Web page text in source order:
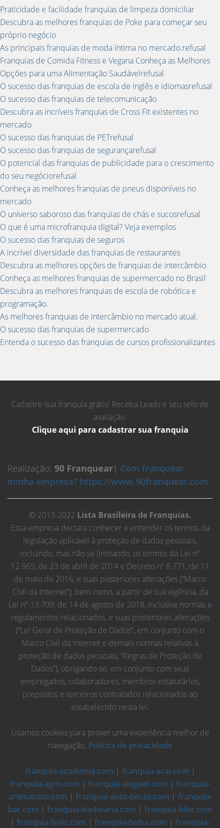
Praticidade e facilidade franquias de limpeza domiciliar
Descubra as melhores franquias de Poke para começar seu
próprio negócio
As principais franquias de moda íntima no mercado.refusal
Franquias de Comida Fitness e Vegana Conheça as Melhores
Opções para uma Alimentação Saudávelrefusal
O sucesso das franquias de escola de inglês e idiomasrefusal
O sucesso das franquias de telecomunicação
Descubra as incríveis franquias de Cross Fit existentes no
mercado
O sucesso das franquias de PETrefusal
O sucesso das franquias de segurançarefusal
O potencial das franquias de publicidade para o crescimento
do seu negóciorefusal
Conheça as melhores franquias de pneus disponíveis no
mercado
O universo saboroso das franquias de chás e sucosrefusal
O que é uma microfranquia digital? Veja exemplos
O sucesso das franquias de seguros
A incrível diversidade das franquias de restaurantes
Descubra as melhores opções de franquias de intercâmbio
Conheça as melhores franquias de supermercado no Brasil
Descubra as melhores franquias de escola de robótica e
programação.
As melhores franquias de intercâmbio no mercado atual.
O sucesso das franquias de supermercado
Entenda o sucesso das franquias de cursos profissionalizantes
Cadastre sua franquia grátis! Receba Leads e seu selo de
avaliação.
Clique aqui para cadastrar sua franquia
Realização: 90 Franquear| Com franquear
minha empresa? https://www.90franquear.com
© 2013-2022 Lista Brasileira de Franquias.
Essa empresa declara conhecer e entender os termos da
legislação aplicável à proteção de dados pessoais,
incluindo, mas não se limitando, os termos da Lei nº
12.965, de 23 de abril de 2014 e Decreto nº 8.771, de 11
de maio de 2016, e suas posteriores alterações (“Marco
Civil da Internet”), bem como, a partir de sua vigência, da
Lei nº 13.709, de 14 de agosto de 2018, inclusive normas e
regulamentos relacionados, e suas posteriores alterações
(“Lei Geral de Proteção de Dados”, em conjunto com o
Marco Civil da Internet e demais normas relativas à
proteção de dados pessoais, “Regras de Proteção de
Dados”), obrigando-se, em conjunto com seus
empregados, colaboradores, membros estatutários,
prepostos e terceiros contratados relacionados ao
estabelecido nesta lei.
Usamos cookies para prover uma experiência melhor de
navegação. Política de privacidade
franquia-academia.com | franquia-acai.com |
franquia-agro.com | franquia-aluguel.com | franquia-
artesanato.com | franquia-auto-pecas.com | franquia-
bar.com | franquia-barbearia.com | franquia-bike.com
| franquia-bolo.com | franquia-bolsa.com | franquia-